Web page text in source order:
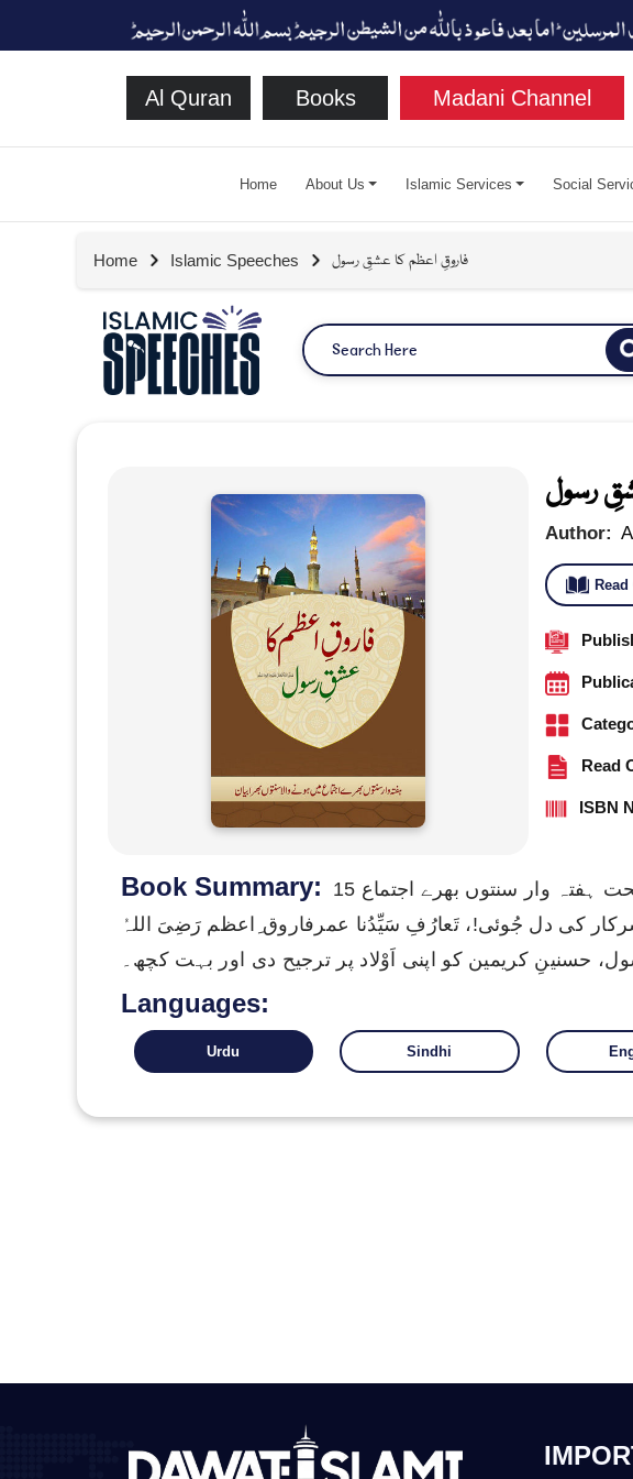
Al Quran Books Madani Channel
Home About Us Islamic Services Social
Home Islamic Speeches فاروقِ اعظم کا عشقِ رسول
رسول
Author:
Read
ISBN
Book Summary:
15 اکتوبر 2015ء کو تبلیغِ قرآن و سنّت کی عالمگیر غیر سیاسی تحریک دعوتِ اسلامی کے تحت ہفتہ وار سنتوں بھرے اجتماع
کی دل جُوئی!، تَعارُفِ سَیِّدُنا عمرفاروق ِاعظم رَضِیَ اللہُ
حسنینِ کریمین کو اپنی اَوْلاد پر ترجیح دی اور بہت کچھ۔
Languages:
Urdu Sindhi